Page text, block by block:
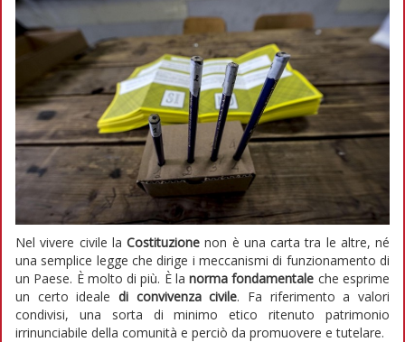
Nel vivere civile la Costituzione non è una carta tra le altre, né
una semplice legge che dirige i meccanismi di funzionamento di
un Paese. È molto di più. È lanorma fondamentale che esprime
un certo ideale di convivenza civile. Fa riferimento a valori
condivisi, una sorta di minimo etico ritenuto patrimonio
irrinunciabile della comunità e perciò da promuovere e tutelare.